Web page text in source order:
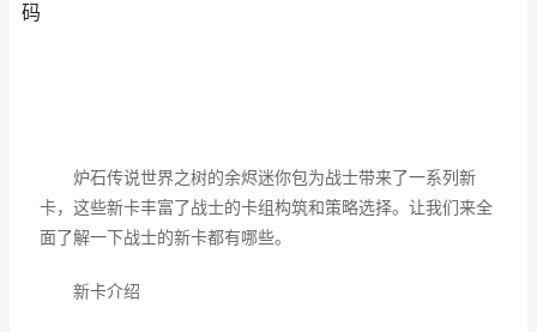
码
炉石传说世界之树的余烬迷你包为战士带来了一系列新
卡，这些新卡丰富了战士的卡组构筑和策略选择。让我们来全
面了解一下战士的新卡都有哪些。
新卡介绍